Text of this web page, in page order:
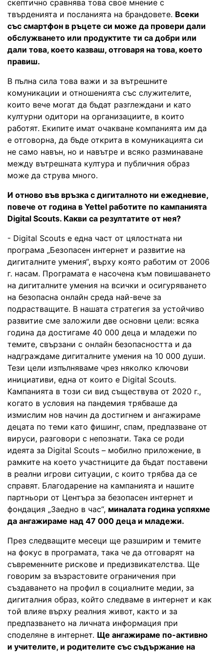
скептично сравнява това свое мнение с
твърденията и посланията на брандовете. Всеки
със смартфон в ръцете си може да провери дали
обслужването или продуктите ти са добри или
дали това, което казваш, отговаря на това, което
правиш.
В пълна сила това важи и за вътрешните
комуникации и отношенията със служителите,
които вече могат да бъдат разглеждани и като
културни одитори на организациите, в които
работят. Екипите имат очакване компанията им да
е отговорна, да бъде открита в комуникацията си
не само навън, но и навътре и всяко разминаване
между вътрешната култура и публичния образ
може да струва много.
И отново във връзка с дигиталното ни ежедневие,
повече от година в Yettel работите по кампанията
Digital Scouts. Какви са резултатите от нея?
- Digital Scouts е една част от цялостната ни
програма „Безопасен интернет и развитие на
дигиталните умения“, върху която работим от 2006
г. насам. Програмата е насочена към повишаването
на дигиталните умения на всички и осигуряването
на безопасна онлайн среда най-вече за
подрастващите. В нашата стратегия за устойчиво
развитие сме заложили две основни цели: всяка
година да достигаме 40 000 деца и младежи по
темите, свързани с онлайн безопасността и да
надграждаме дигиталните умения на 10 000 души.
Тези цели изпълняваме чрез няколко ключови
инициативи, една от които е Digital Scouts.
Кампанията в този си вид съществува от 2020 г.,
когато в условия на пандемия трябваше да
измислим нов начин да достигнем и ангажираме
децата по теми като фишинг, спам, предпазване от
вируси, разговори с непознати. Така се роди
идеята за Digital Scouts – мобилно приложение, в
рамките на което участниците да бъдат поставени
в реални игрови ситуации, с които трябва да се
справят. Благодарение на кампанията и нашите
партньори от Центъра за безопасен интернет и
фондация „Заедно в час“, миналата година успяхме
да ангажираме над 47 000 деца и младежи.
През следващите месеци ще разширим и темите
на фокус в програмата, така че да отговарят на
съвременните рискове и предизвикателства. Ще
говорим за възрастовите ограничения при
създаването на профил в социалните медии, за
дигиталния образ, който следваме в интернет и как
той влияе върху реалния живот, както и за
предпазването на личната информация при
споделяне в интернет. Ще ангажираме по-активно
и учителите, и родителите със съдържание на